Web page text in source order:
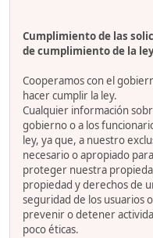
Cumplimiento de las
de cumplimiento de la
Cooperamos con el
hacer cumplir la ley.
Cualquier información
gobierno o a los
ley, ya que, a nuestro
necesario o apropiado
proteger nuestra
propiedad y derechos de
seguridad de los usuarios
prevenir o detener
poco éticas.